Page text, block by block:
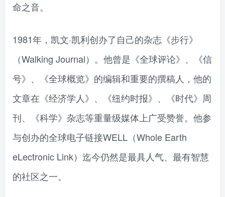
命之音。
1981年，凯文·凯利创办了自己的杂志《步行》
（Walking Journal）。他曾是《全球评论》、《信
号》、《全球概览》的编辑和重要的撰稿人，他的
文章在《经济学人》、《纽约时报》、《时代》周
刊、《科学》杂志等重量级媒体上广受赞誉。他参
与创办的全球电子链接WELL（Whole Earth
eLectronic Link）迄今仍然是最具人气、最有智慧
的社区之一。